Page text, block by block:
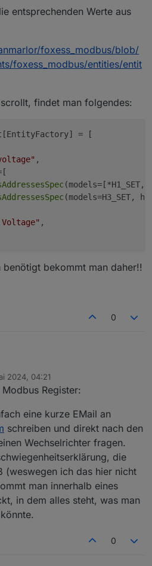
speichern und den Elfin neu
die gleiche sein, wie im
zu finden unter:
die des Elfin EW11
entsprechenden Werte aus
foxess_modbus/blob/
foxess_modbus/entities/entit
findet man folgendes:
= [
,
(models=H3_SET,
Voltage" ,
bekommt man daher!!
0
2024, 04:21
Register:
eine kurze EMail an
schreiben und direkt nach den
Wechselrichter fragen.
die
(weswegen ich das hier nicht
man innerhalb eines
in dem alles steht, was man
0